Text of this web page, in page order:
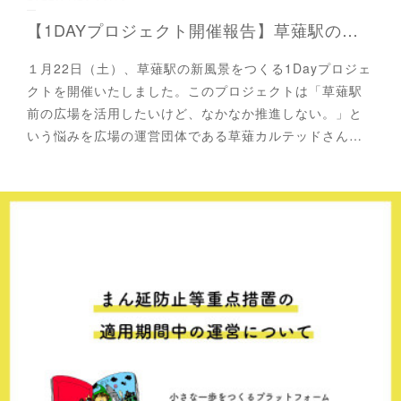
【1DAYプロジェクト開催報告】草薙駅の新風景をつくる1Dayプロジェクトを開催いたしました！
１月22日（土）、草薙駅の新風景をつくる1Dayプロジェ
クトを開催いたしました。このプロジェクトは「草薙駅
前の広場を活用したいけど、なかなか推進しない。」と
いう悩みを広場の運営団体である草薙カルテッドさん…